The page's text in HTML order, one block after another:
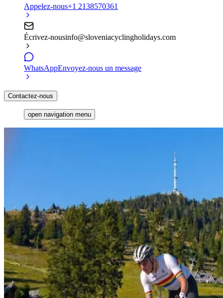
Appelez-nous+1 2138570361
Écrivez-nousinfo@sloveniacyclingholidays.com
WhatsAppEnvoyez-nous un message
Contactez-nous
open navigation menu